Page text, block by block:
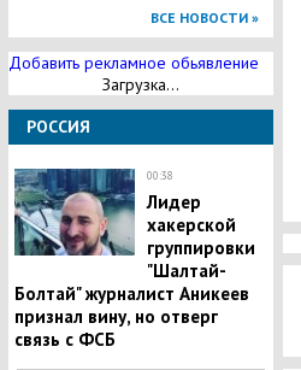
ВСЕ НОВОСТИ »
Добавить рекламное обьявление
Загрузка...
РОССИЯ
00:38
Лидер
хакерской
группировки
"Шалтай-
Болтай" журналист Аникеев
признал вину, но отверг
связь с ФСБ